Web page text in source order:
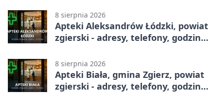
8 sierpnia 2026
Apteki Aleksandrów Łódzki, powiat
zgierski - adresy, telefony, godziny
8 sierpnia 2026
Apteki Biała, gmina Zgierz, powiat
zgierski - adresy, telefony, godziny